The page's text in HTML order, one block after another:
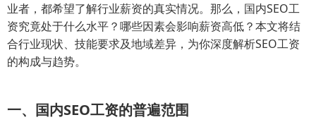
业者，都希望了解行业薪资的真实情况。那么，国内SEO工
资究竟处于什么水平？哪些因素会影响薪资高低？本文将结
合行业现状、技能要求及地域差异，为你深度解析SEO工资
的构成与趋势。
一、国内SEO工资的普遍范围